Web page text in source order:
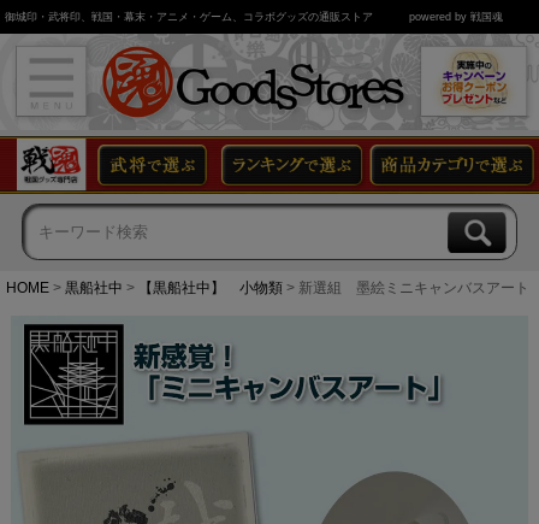
御城印・武将印、戦国・幕末・アニメ・ゲーム、コラボグッズの通販ストア powered by 戦国魂
HOME 黒船社中 【黒船社中】 小物類 新選組 墨絵ミニキャンバスアート